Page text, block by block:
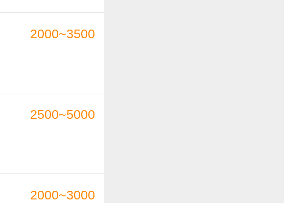
2000~3500
2500~5000
2000~3000